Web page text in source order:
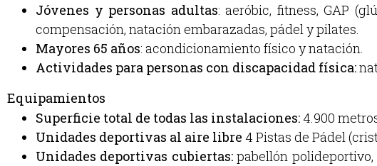
Jóvenes y personas adultas: aeróbic, fitness, GAP
compensación, natación embarazadas, pádel y pilates.
Mayores 65 años: acondicionamiento físico y natación.
Actividades para personas con discapacidad física:
Equipamientos
Superficie total de todas las instalaciones: 4.900
Unidades deportivas al aire libre 4 Pistas de Pádel
Unidades deportivas cubiertas:pabellón polideportivo,